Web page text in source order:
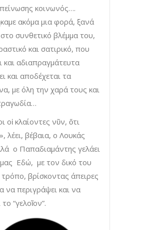
κοινωνός….
ακόμα μια φορά, ξανά
συνθετικό βλέμμα του,
και σατιρικό, που
και αδιαπραγμάτευτα
και αποδέχεται τα
με όλη την χαρά τους και
οἱ κλαίοντες νῦν, ὅτι
λέει, βέβαια, ο Λουκάς
ο Παπαδιαμάντης γελάει
Εδώ, με τον δικό του
τρόπο, βρίσκοντας άπειρες
να περιγράψει και να
“γελοῖον”.